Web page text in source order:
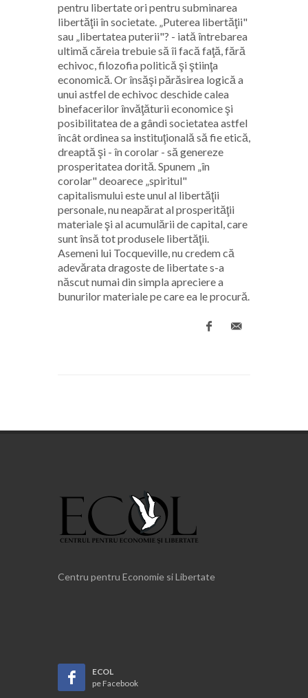
pentru libertate ori pentru subminarea
libertăţii în societate. „Puterea libertăţii"
sau „libertatea puterii"? - iată întrebarea
ultimă căreia trebuie să îi facă faţă, fără
echivoc, filozofia politică şi ştiinţa
economică. Or însăşi părăsirea logică a
unui astfel de echivoc deschide calea
binefacerilor învăţăturii economice şi
posibilitatea de a gândi societatea astfel
încât ordinea sa instituţională să fie etică,
dreaptă şi - în corolar - să genereze
prosperitatea dorită. Spunem „în
corolar" deoarece „spiritul"
capitalismului este unul al libertăţii
personale, nu neapărat al prosperităţii
materiale şi al acumulării de capital, care
sunt însă tot produsele libertăţii.
Asemeni lui Tocqueville, nu credem că
adevărata dragoste de libertate s-a
născut numai din simpla apreciere a
bunurilor materiale pe care ea le procură.
Centru pentru Economie si Libertate
ECOL
pe Facebook